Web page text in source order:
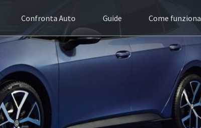
Confronta Auto Guide Come funziona